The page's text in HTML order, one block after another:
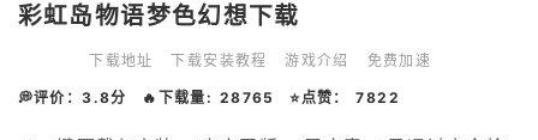
彩虹岛物语梦色幻想下载
下载地址 下载安装教程 游戏介绍 免费加速
💭评价：3.8分 🔥下载量: 28765 ⭐点赞： 7822